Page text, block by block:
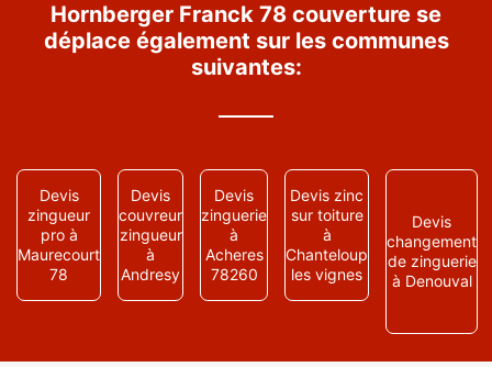
Hornberger Franck 78 couverture se
déplace également sur les communes
suivantes:
Devis
zingueur
pro à
Maurecourt
78
Devis
couvreur
zingueur
à
Andresy
Devis
zinguerie
à
Acheres
78260
Devis zinc
sur toiture
à
Chanteloup
les vignes
Devis
changement
de zinguerie
à Denouval